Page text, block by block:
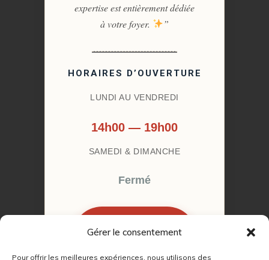
Gérer le consentement
Pour offrir les meilleures expériences, nous utilisons des
expertise est entièrement dédiée
à votre foyer.
”
HORAIRES D’OUVERTURE
LUNDI AU VENDREDI
14h00 — 19h00
SAMEDI & DIMANCHE
Fermé
RENDEZ-VOUS